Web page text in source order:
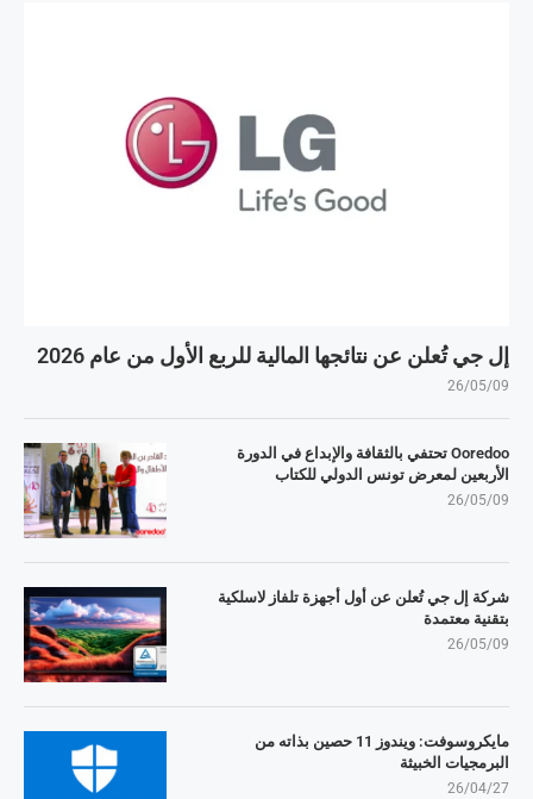
إل جي تُعلن عن نتائجها المالية للربع الأول من عام 2026
26/05/09
Ooredoo تحتفي بالثقافة والإبداع في الدورة
الأربعين لمعرض تونس الدولي للكتاب
26/05/09
شركة إل جي تُعلن عن أول أجهزة تلفاز لاسلكية
بتقنية معتمدة
26/05/09
مايكروسوفت: ويندوز 11 حصين بذاته من
البرمجيات الخبيثة
26/04/27